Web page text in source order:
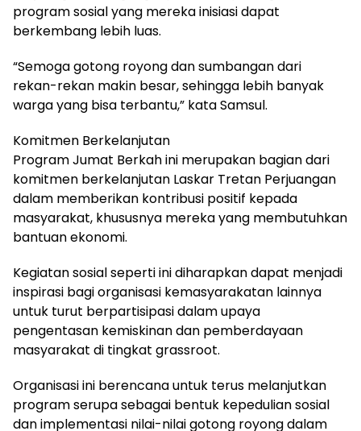
program sosial yang mereka inisiasi dapat
berkembang lebih luas.
“Semoga gotong royong dan sumbangan dari
rekan-rekan makin besar, sehingga lebih banyak
warga yang bisa terbantu,” kata Samsul.
Komitmen Berkelanjutan
Program Jumat Berkah ini merupakan bagian dari
komitmen berkelanjutan Laskar Tretan Perjuangan
dalam memberikan kontribusi positif kepada
masyarakat, khususnya mereka yang membutuhkan
bantuan ekonomi.
Kegiatan sosial seperti ini diharapkan dapat menjadi
inspirasi bagi organisasi kemasyarakatan lainnya
untuk turut berpartisipasi dalam upaya
pengentasan kemiskinan dan pemberdayaan
masyarakat di tingkat grassroot.
Organisasi ini berencana untuk terus melanjutkan
program serupa sebagai bentuk kepedulian sosial
dan implementasi nilai-nilai gotong royong dalam